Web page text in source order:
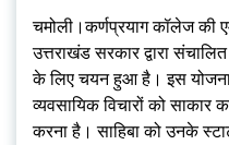
चमोली।कर्णप्रयाग कॉलेज की
उत्तराखंड सरकार द्वारा
के लिए चयन हुआ है। इस योजना
व्यवसायिक विचारों को साकार
करना है। साहिबा को उनके